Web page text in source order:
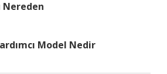
Nereden
Model Nedir